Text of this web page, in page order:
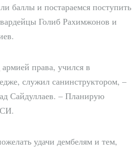
баллы и постараемся поступить
Голиб Рахимжонов и
права, учился в
служил санинструктором, –
Сайдуллаев. – Планирую
удачи дембелям и тем,